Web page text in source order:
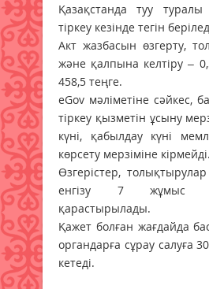
Қазақстанда туу туралы
тіркеу кезінде тегін
Акт жазбасын өзгерту,
және қалпына келтіру –
458,5 теңге.
еGov мәліметіне сәйкес,
тіркеу қызметін ұсыну
күні, қабылдау күні
көрсету мерзіміне кірмейді.
Өзгерістер,
енгізу 7 жұмыс
қарастырылады.
Қажет болған жағдайда
органдарға сұрау салуға
кетеді.